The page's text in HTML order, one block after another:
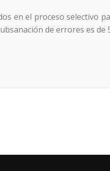
en el proceso selectivo
de errores es